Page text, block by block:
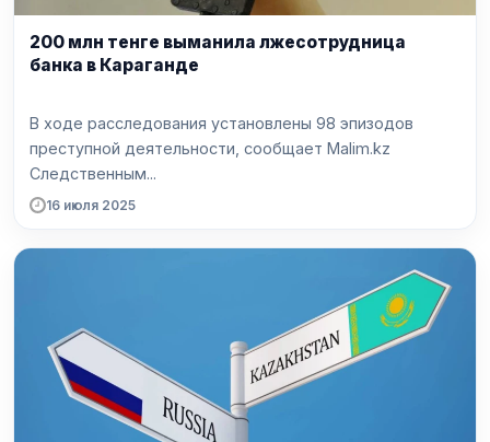
200 млн тенге выманила лжесотрудница
банка в Караганде
В ходе расследования установлены 98 эпизодов
преступной деятельности, сообщает Malim.kz
Следственным...
16 июля 2025